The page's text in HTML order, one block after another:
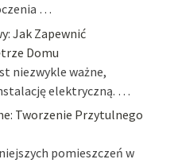
…
Jak Zapewnić
Domu
niezwykle ważne,
elektryczną. …
Tworzenie Przytulnego
pomieszczeń w